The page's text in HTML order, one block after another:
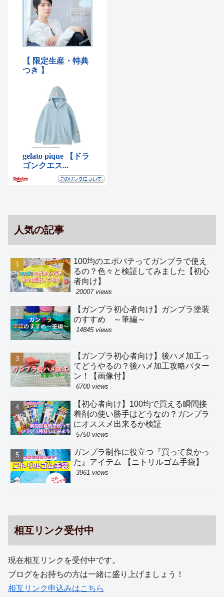
人気の記事
100均のエポパテってガンプラで使え
るの？色々と検証してみました【初心
者向け】
20007 views
【ガンプラ初心者向け】ガンプラ塗装
のすすめ ～筆編～
14845 views
【ガンプラ初心者向け】後ハメ加工っ
てどうやるの？後ハメ加工攻略パター
ン！【画像付】
6700 views
【初心者向け】100均で買える瞬間接
着剤の使い勝手はどうなの？ガンプラ
にオススメ出来るか検証
5750 views
ガンプラ制作に役立つ『買って良かっ
た』アイテム 【ニトリルゴム手袋】
3961 views
相互リンク受付中
現在相互リンクを受付中です。
ブログをお持ちの方は一緒に盛り上げましょう！
相互リンク申込みはこちら